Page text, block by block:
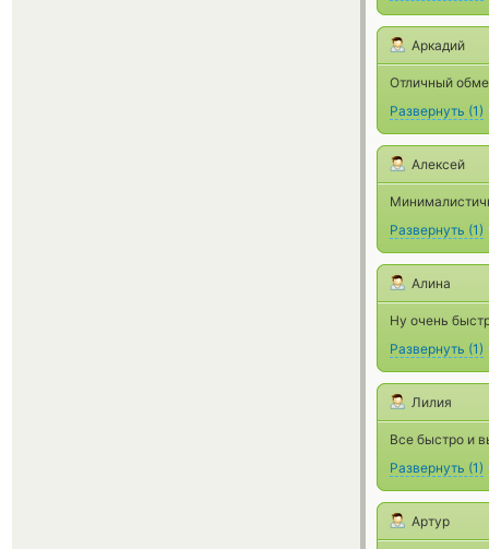
Аркадий
Отличный
Развернуть (1)
Алексей
Развернуть (1)
Алина
Ну очень
Развернуть (1)
Лилия
Все быстро и
Развернуть (1)
Артур